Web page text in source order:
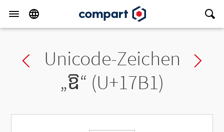
Previous char
Unicode-Zeichen
„ឱ“ (U+17B1)